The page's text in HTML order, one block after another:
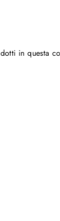
in questa